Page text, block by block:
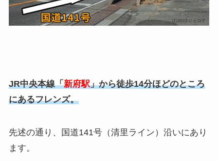
JR中央本線「新府駅」から徒歩14分ほどのところ
にあるフレンズ。
先述の通り、国道141号（清里ライン）沿いにあり
ます。